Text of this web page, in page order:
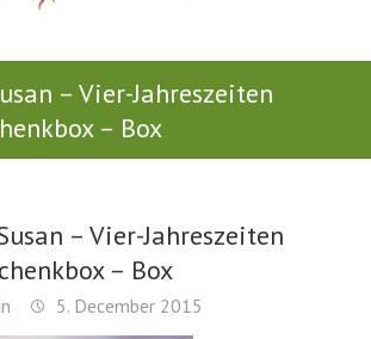
– Vier-Jahreszeiten
– Box
– Vier-Jahreszeiten
– Box
5. December 2015